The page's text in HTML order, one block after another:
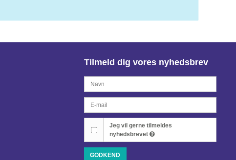
Tilmeld dig vores nyhedsbrev
Jeg vil gerne tilmeldes
nyhedsbrevet
GODKEND